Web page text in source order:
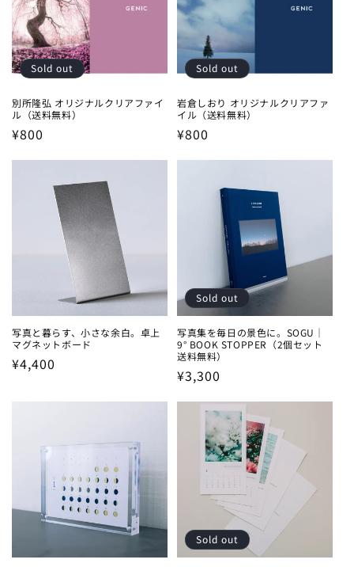
Sold out
別所隆弘 オリジナルクリアファイ
ル（送料無料）
Regular
¥800
Sold out
岩倉しおり オリジナルクリアファ
イル（送料無料）
Regular
¥800
写真と暮らす、小さな余白。卓上
マグネットボード
Regular
¥4,400
Sold out
写真集を毎日の景色に。SOGU｜
9° BOOK STOPPER（2個セット
送料無料）
Regular
¥3,300
Sold out